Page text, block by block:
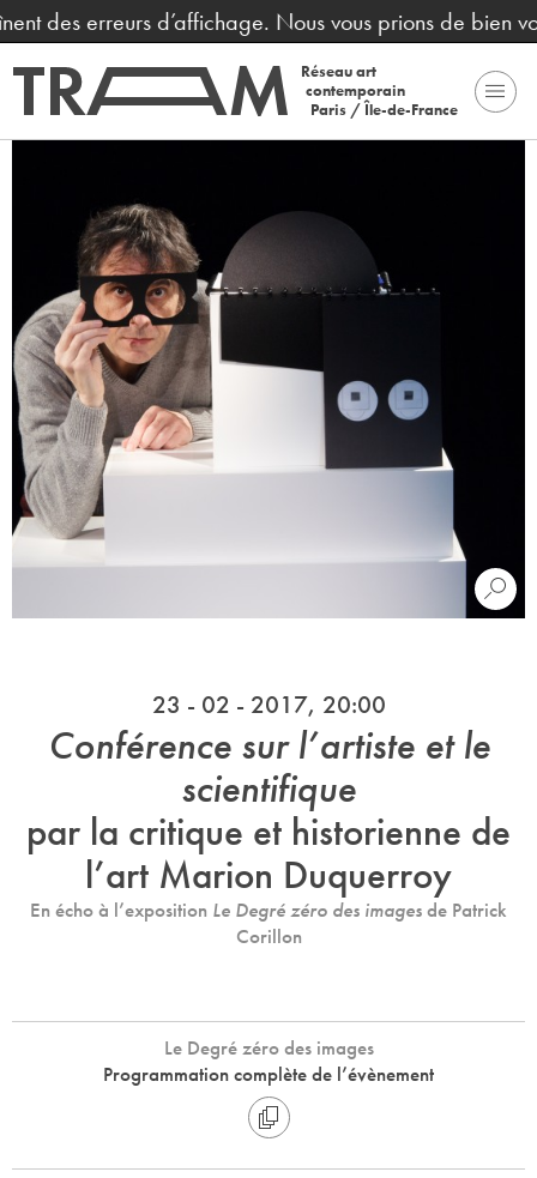
des erreurs d’affichage. Nous vous prions de bien
Réseau art
contemporain
Paris / Île-de-France
23 - 02 - 2017, 20:00
Conférence sur l’artiste et le
scientifique
par la critique et historienne de
l’art Marion Duquerroy
En écho à l’exposition Le Degré zéro des imagesde Patrick
Corillon
Le Degré zéro des images
Programmation complète de l’évènement